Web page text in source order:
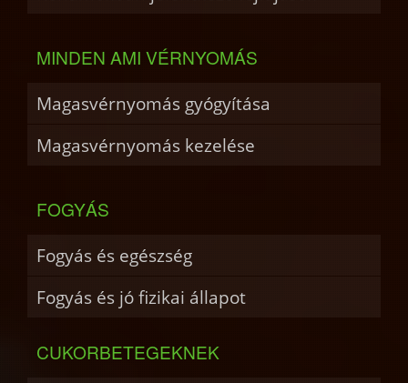
MINDEN AMI VÉRNYOMÁS
Magasvérnyomás gyógyítása
Magasvérnyomás kezelése
FOGYÁS
Fogyás és egészség
Fogyás és jó fizikai állapot
CUKORBETEGEKNEK